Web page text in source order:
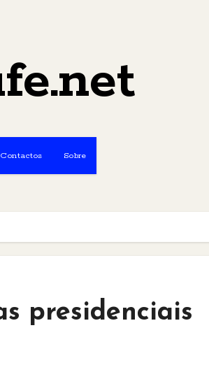
Contactos Sobre
presidenciais